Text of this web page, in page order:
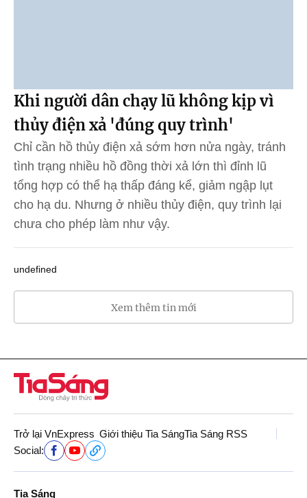
Khi người dân chạy lũ không kịp vì
thủy điện xả 'đúng quy trình'
Chỉ cần hồ thủy điện xả sớm hơn nửa ngày, tránh
tình trạng nhiều hồ đồng thời xả lớn thì đỉnh lũ
tổng hợp có thể hạ thấp đáng kể, giảm ngập lụt
cho hạ du. Nhưng ở nhiều thủy điện, quy trình lại
chưa cho phép làm như vậy.
undefined
Xem thêm tin mới
Trở lại VnExpress Giới thiệu Tia SángTia Sáng RSS
Social:
Tia Sáng